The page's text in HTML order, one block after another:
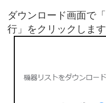
ダウンロード画面で
行」をクリックしま